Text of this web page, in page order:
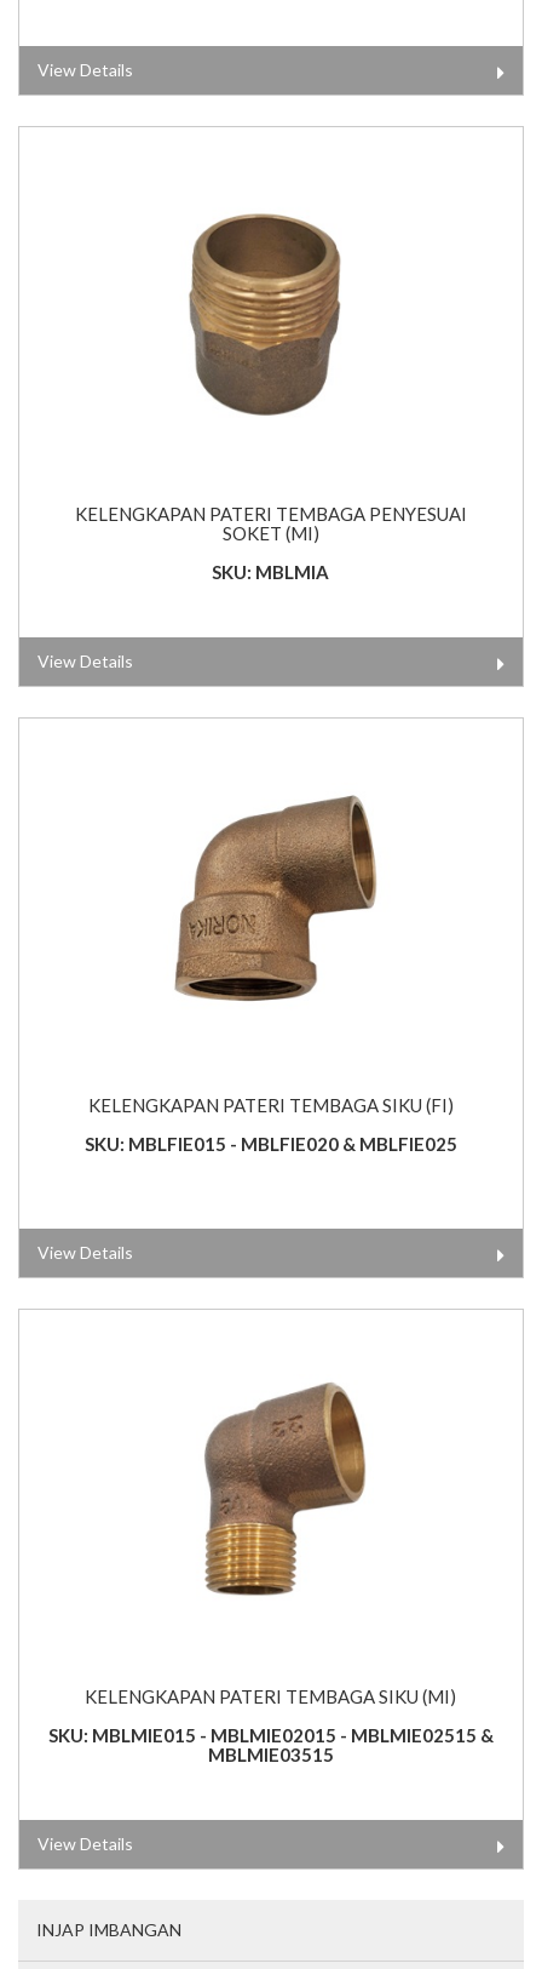
View Details
KELENGKAPAN PATERI TEMBAGA PENYESUAI
SOKET (MI)
SKU: MBLMIA
View Details
KELENGKAPAN PATERI TEMBAGA SIKU (FI)
SKU: MBLFIE015 - MBLFIE020 & MBLFIE025
View Details
KELENGKAPAN PATERI TEMBAGA SIKU (MI)
SKU: MBLMIE015 - MBLMIE02015 - MBLMIE02515 &
MBLMIE03515
View Details
INJAP IMBANGAN